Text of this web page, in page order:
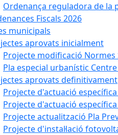
Ordenança reguladora de
Fiscals 2026
municipals
aprovats inicialment
Projecte modificació Normes
Pla especial urbanístic
aprovats definitivament
Projecte d'actuació
Projecte d'actuació
Projecte actualització Pla
Projecte d'instal·lació